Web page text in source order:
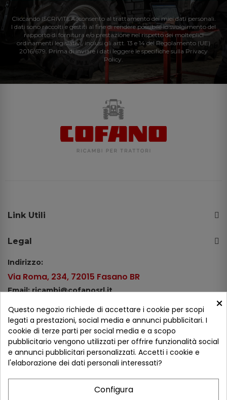
Cliccando ISCRIVITI: Acconsento al trattamento dei miei dati personali.
I dati sono raccolti e gestiti al fine di rendere possibile lo svolgimento del
rapporto di fornitura e/o prestazione nel rispetto dei molteplici
ordinamenti legislativi, inclusi gli artt. 13 e 14 del Regolamento (UE)
2016/679. Prima di inviare i dati leggere le specifiche sulla Privacy
Policy.
Link Utili
Legal
Indirizzo:
Via Roma, 234, 72015 Fasano BR
Email: ricambi@cofanosrl.it
Tel.: +39 080 44 13 478
WhatsApp: +39 334 98 51 100
Metodi di pagamento
×
Questo negozio richiede di accettare i cookie per scopi
legati a prestazioni, social media e annunci pubblicitari. I
cookie di terze parti per social media e a scopo
pubblicitario vengono utilizzati per offrire funzionalità social
e annunci pubblicitari personalizzati. Accetti i cookie e
l'elaborazione dei dati personali interessati?
Configura